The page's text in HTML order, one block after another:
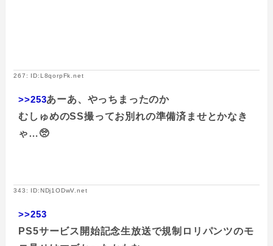
267: ID:L8qorpFk.net
>>253あーあ、やっちまったのか
むしゅめのSS撮ってお別れの準備済ませとかなき
ゃ…🥺
343: ID:NDj1ODwV.net
>>253
PS5サービス開始記念生放送で規制ロリパンツのモ